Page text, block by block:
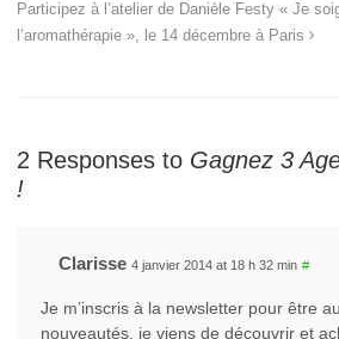
Participez à l’atelier de Danièle Festy « Je
l’aromathérapie », le 14 décembre à Paris
2 Responses to Gagnez 3
!
Clarisse 4 janvier 2014 at 18 h 32 min #
Je m’inscris à la newsletter pour être
nouveautés, je viens de découvrir et